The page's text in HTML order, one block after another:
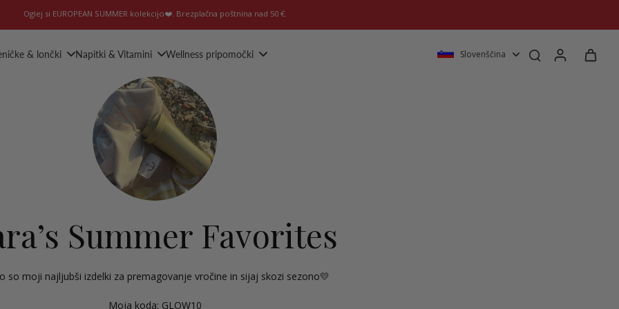
Oglej si EUROPEAN SUMMER kolekcijo❤️. Brezplačna poštnina nad 50 €.
Slovenščina
& lončki Napitki & Vitamini Wellness pripomočki
Summer Favorites
so moji najljubši izdelki za premagovanje vročine in sijaj skozi sezono💛
Moja koda: GLOW10